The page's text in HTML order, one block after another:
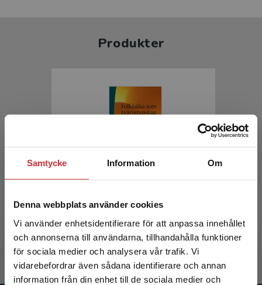
Samtycke Information Om
Denna webbplats använder cookies
Vi använder enhetsidentifierare för att anpassa innehållet
och annonserna till användarna, tillhandahålla funktioner
för sociala medier och analysera vår trafik. Vi
vidarebefordrar även sådana identifierare och annan
information från din enhet till de sociala medier och
Begränsad fraktregion
Produkter
Folkhälsa som tvärvetenskap
Exkl. moms: 360 kr